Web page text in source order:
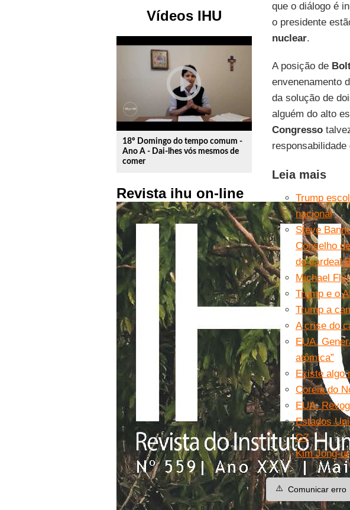
Vídeos IHU
play_circle_outline
18º Domingo do tempo comum -
Ano A - Dai-lhes vós mesmos de
comer
Revista ihu on-line
que o diálogo é
o presidente
nuclear.
A posição de
envenenamento
da solução de
alguém do alto
Congresso
Leia mais
Trump
nacional
Steve
Conselho
do cardeal
Michael
Trump e o
Trump a
A crise do
EUA.
atômica”
Existe algo
Coreia do
EUA:
Estados
G7
Kim Jong-
⚠️ Comunicar erro